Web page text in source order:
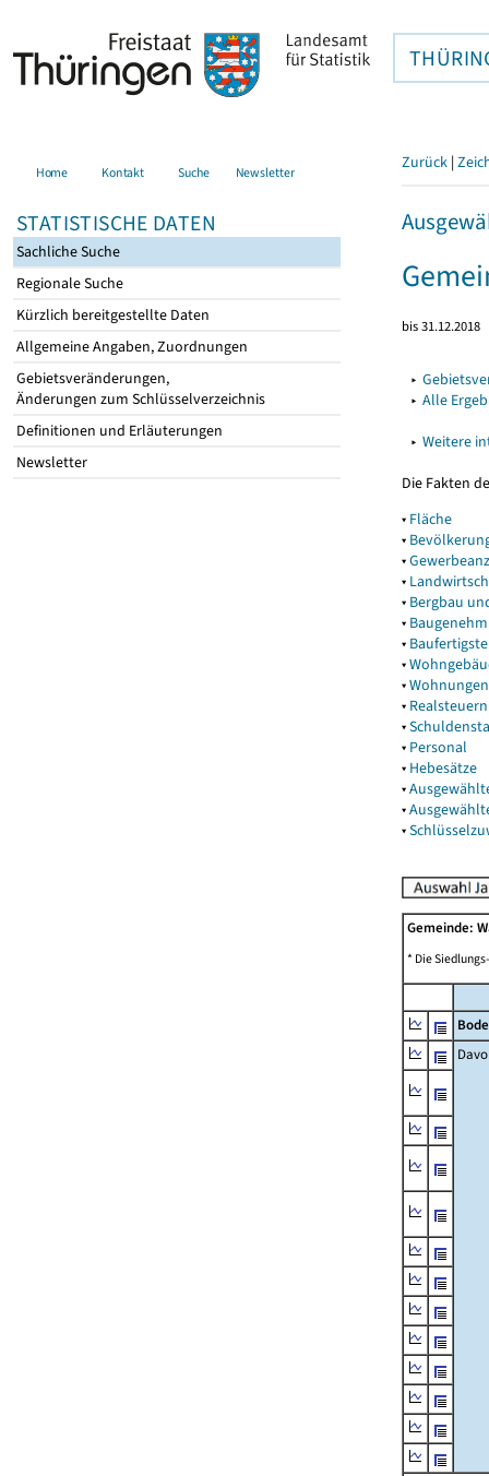
Home Kontakt Suche Newsletter
STATISTISCHE DATEN
Sachliche Suche
Regionale Suche
Kürzlich bereitgestellte Daten
Allgemeine Angaben, Zuordnungen
Gebietsveränderungen,
Änderungen zum Schlüsselverzeichnis
Definitionen und Erläuterungen
Newsletter
Zurück |
bis 31.12.2018
▸
▸ Alle
▸ Weitere
Die Fakten
▾ Fläche
▾
▾
▾
▾ Bergbau
▾
▾
▾
▾Wohnungen
▾ Realsteuern
▾
▾ Personal
▾ Hebesätze
▾
▾
▾
Gemeinde:
* Die